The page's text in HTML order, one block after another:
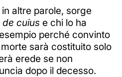
altre parole, sorge
de cuius e chi lo ha
perché convinto
sarà costituito solo
erede se non
dopo il decesso.